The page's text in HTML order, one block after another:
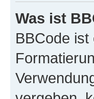
Was ist
BBCode